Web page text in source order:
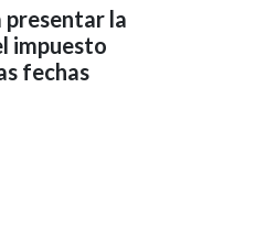
presentar la
impuesto
fechas